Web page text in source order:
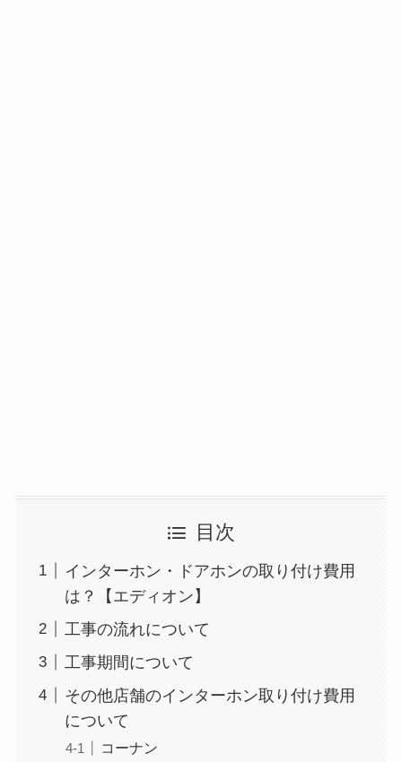
目次
インターホン・ドアホンの取り付け費用
は？【エディオン】
工事の流れについて
工事期間について
その他店舗のインターホン取り付け費用
について
コーナン